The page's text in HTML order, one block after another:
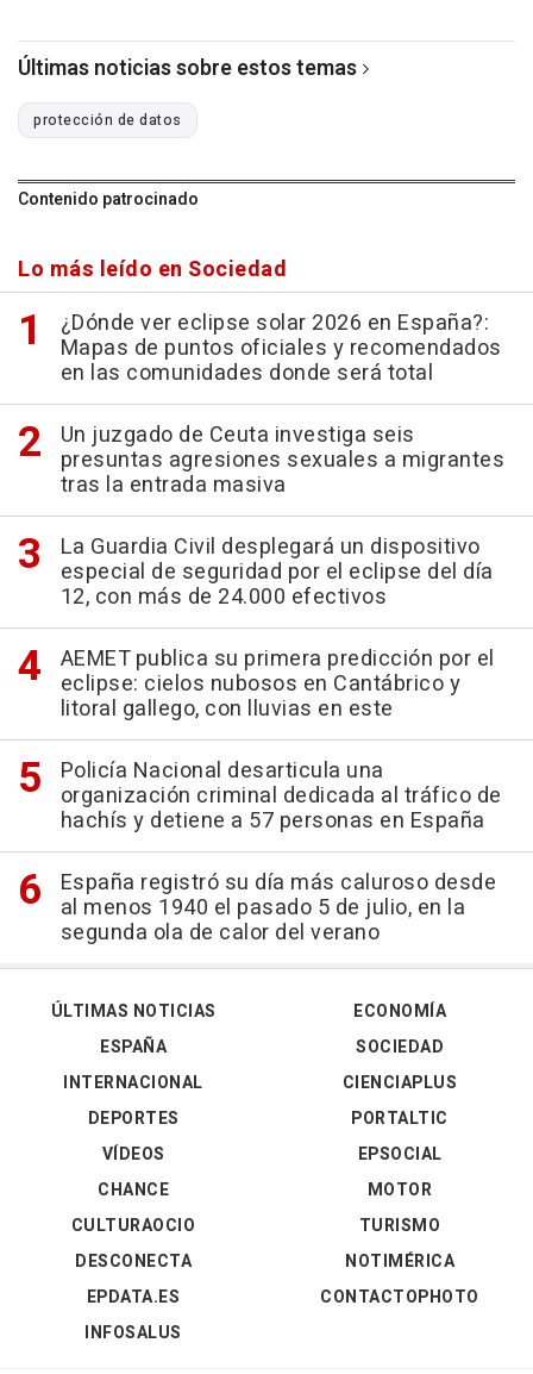
Últimas noticias sobre estos temas
protección de datos
Contenido patrocinado
Lo más leído en Sociedad
¿Dónde ver eclipse solar 2026 en España?:
Mapas de puntos oficiales y recomendados
en las comunidades donde será total
Un juzgado de Ceuta investiga seis
presuntas agresiones sexuales a migrantes
tras la entrada masiva
La Guardia Civil desplegará un dispositivo
especial de seguridad por el eclipse del día
12, con más de 24.000 efectivos
AEMET publica su primera predicción por el
eclipse: cielos nubosos en Cantábrico y
litoral gallego, con lluvias en este
Policía Nacional desarticula una
organización criminal dedicada al tráfico de
hachís y detiene a 57 personas en España
España registró su día más caluroso desde
al menos 1940 el pasado 5 de julio, en la
segunda ola de calor del verano
ÚLTIMAS NOTICIAS
ESPAÑA
INTERNACIONAL
DEPORTES
VÍDEOS
ECONOMÍA
SOCIEDAD
CIENCIAPLUS
PORTALTIC
EPSOCIAL
CHANCE
CULTURAOCIO
DESCONECTA
EPDATA.ES
INFOSALUS
MOTOR
TURISMO
NOTIMÉRICA
CONTACTOPHOTO